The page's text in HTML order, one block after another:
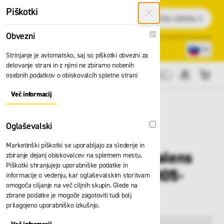
Preskoči na vsebino
Išči
Cene brez DDV
Čelada JSP Evo Vistalens
belo-siva AMA170-005-
F00
Piškotki
Obvezni Obvezni
Strinjanje je avtomatsko, saj so piškotki obvezni za
delovanje strani in z njimi ne zbiramo nobenih
osebnih podatkov o obiskovalcih spletne strani
Več informacijAbout "Obvezni" Cookie Group
Oglaševalski Oglaševalski
Marketinški piškotki se uporabljajo za sledenje in
zbiranje dejanj obiskovalcev na spletnem mestu.
Piškotki shranjujejo uporabniške podatke in
informacije o vedenju, kar oglaševalskim storitvam
omogoča ciljanje na več ciljnih skupin. Glede na
zbrane podatke je mogoče zagotoviti tudi bolj
prilagojeno uporabniško izkušnjo.